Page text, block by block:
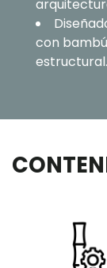
con
estructural.